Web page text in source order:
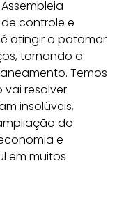
controle e
atingir o patamar
tornando a
Temos
resolver
insolúveis,
do
e
em muitos